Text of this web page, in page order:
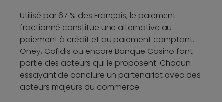
Utilisé par 67 % des Français, le paiement
fractionné constitue une alternative au
paiement à crédit et au paiement comptant.
Oney, Cofidis ou encore Banque Casino font
partie des acteurs qui le proposent. Chacun
essayant de conclure un partenariat avec des
acteurs majeurs du commerce.